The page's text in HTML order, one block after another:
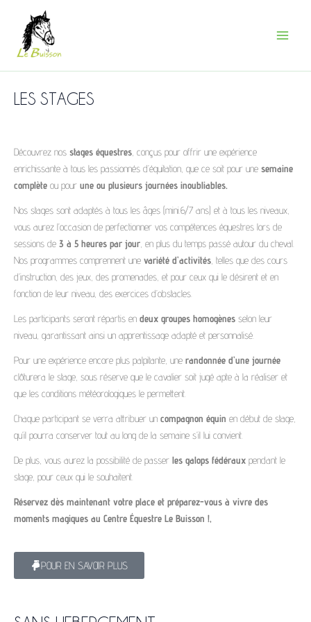
contenu
Menu
LES STAGES
Découvrez nos stages équestres , conçus pour offrir une expérience
enrichissante à tous les passionnés d’équitation, que ce soit pour une semaine
complète ou pour une ou plusieurs journées inoubliables.
Nos stages sont adaptés à tous les âges (mini.6/7 ans) et à tous les niveaux,
vous aurez l’occasion de perfectionner vos compétences équestres lors de
sessions de 3 à 5 heures par jour , en plus du temps passé autour du cheval.
Nos programmes comprennent une variété d’activités , telles que des cours
d’instruction, des jeux, des promenades, et pour ceux qui le désirent et en
fonction de leur niveau, des exercices d’obstacles.
Les participants seront répartis en deux groupes homogènes selon leur
niveau, garantissant ainsi un apprentissage adapté et personnalisé.
Pour une expérience encore plus palpitante, une randonnée d’une journée
clôturera le stage, sous réserve que le cavalier soit jugé apte à la réaliser et
que les conditions météorologiques le permettent.
Chaque participant se verra attribuer un compagnon équin en début de stage,
qu’il pourra conserver tout au long de la semaine s’il lui convient.
De plus, vous aurez la possibilité de passer les galops fédéraux pendant le
stage, pour ceux qui le souhaitent.
Réservez dès maintenant votre place et préparez-vous à vivre des
moments magiques au Centre Équestre Le Buisson !,
POUR EN SAVOIR PLUS